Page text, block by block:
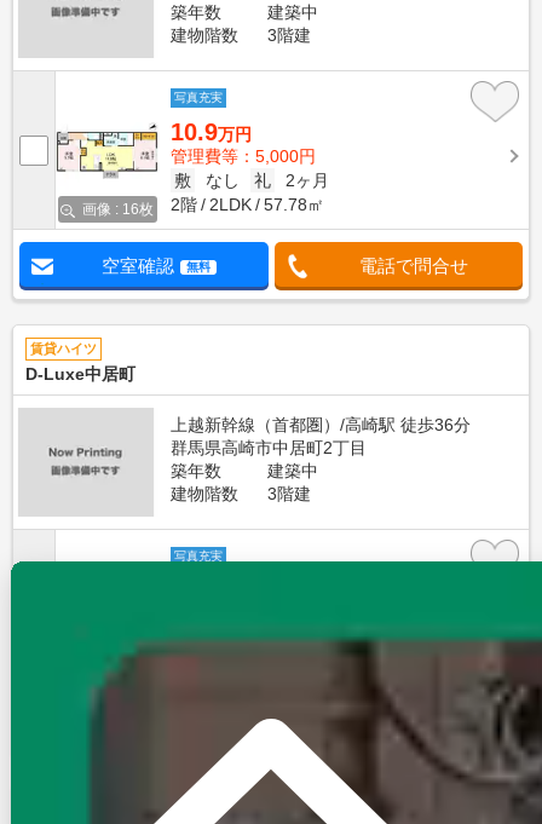
築年数
建築中
建物階数
3階建
画像 : 16枚
写真充実
10.9万円
管理費等：5,000円
敷
なし 礼
2ヶ月
2階
2LDK 57.78㎡
空室確認 無料 電話で問合せ
賃貸ハイツ
D-Luxe中居町
上越新幹線（首都圏）/高崎駅 徒歩36分
群馬県高崎市中居町2丁目
築年数
建築中
建物階数
3階建
画像 : 16枚
写真充実
敷
なし 礼
2ヶ月
1階
電話で問合せ